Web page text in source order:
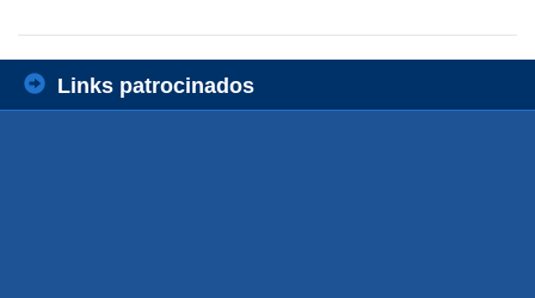
Links patrocinados